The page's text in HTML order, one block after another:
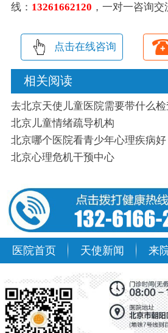
线： 13261662120 ，一对一咨询交
点击在线咨询
相关阅读
去北京天使儿童医院需要带什么
北京儿童情绪疏导机构
北京哪个医院看青少年心理疾病好
北京心理危机干预中心
医院首页 天使新闻 来